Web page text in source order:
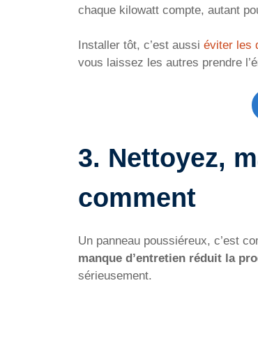
chaque kilowatt compte, autant
Installer tôt, c’est aussi éviter les
vous laissez les autres prendre
3. Nettoyez,
comment
Un panneau poussiéreux, c’est
manque d’entretien réduit la
sérieusement.